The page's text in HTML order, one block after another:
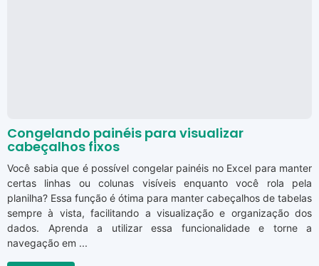
Congelando painéis para visualizar
cabeçalhos fixos
Você sabia que é possível congelar painéis no Excel para manter
certas linhas ou colunas visíveis enquanto você rola pela
planilha? Essa função é ótima para manter cabeçalhos de tabelas
sempre à vista, facilitando a visualização e organização dos
dados. Aprenda a utilizar essa funcionalidade e torne a
navegação em ...